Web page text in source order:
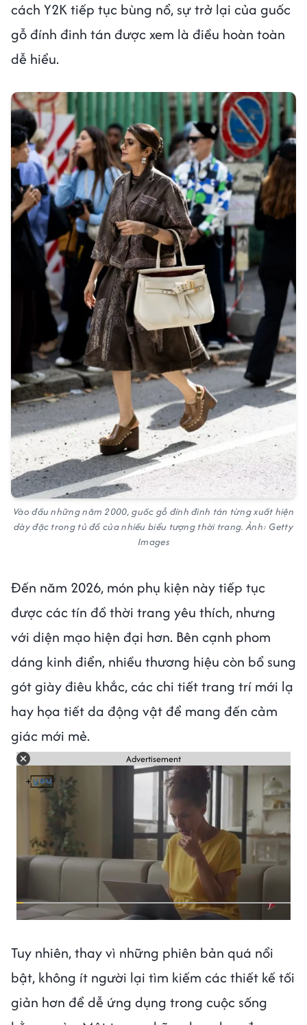
cách Y2K tiếp tục bùng nổ, sự trở lại của guốc
gỗ đính đinh tán được xem là điều hoàn toàn
dễ hiểu.
Vào đầu những năm 2000, guốc gỗ đính đinh tán từng xuất hiện
dày đặc trong tủ đồ của nhiều biểu tượng thời trang. Ảnh: Getty
Images
Đến năm 2026, món phụ kiện này tiếp tục
được các tín đồ thời trang yêu thích, nhưng
với diện mạo hiện đại hơn. Bên cạnh phom
dáng kinh điển, nhiều thương hiệu còn bổ sung
gót giày điêu khắc, các chi tiết trang trí mới lạ
hay họa tiết da động vật để mang đến cảm
giác mới mẻ.
Advertisement
Tuy nhiên, thay vì những phiên bản quá nổi
bật, không ít người lại tìm kiếm các thiết kế tối
giản hơn để dễ ứng dụng trong cuộc sống